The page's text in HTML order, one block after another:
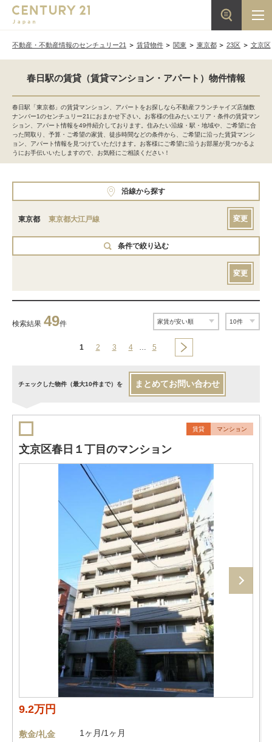
不動産・不動産情報のセンチュリー21 賃貸物件 関東 東京都 23区 文京区
春日駅の賃貸（賃貸マンション・アパート）物件情報
春日駅「東京都」の賃貸マンション、アパートをお探しなら不動産フランチャイズ店舗数
ナンバー1のセンチュリー21におまかせ下さい。お客様の住みたいエリア・条件の賃貸マン
ション、アパート情報を49件紹介しております。住みたい沿線・駅・地域や、ご希望に合
った間取り、予算・ご希望の家賃、徒歩時間などの条件から、ご希望に沿った賃貸マンシ
ョン、アパート情報を見つけていただけます。お客様にご希望に沿うお部屋が見つかるよ
うにお手伝いいたしますので、お気軽にご相談ください！
沿線から探す
東京都 東京都大江戸線 変更
条件で絞り込む
変更
検索結果 49件
1 2 3 4 … 5
チェックした物件（最大10件まで）を まとめてお問い合わせ
賃貸 マンション
文京区春日１丁目のマンション
9.2万円
敷金/礼金
1ヶ月/1ヶ月